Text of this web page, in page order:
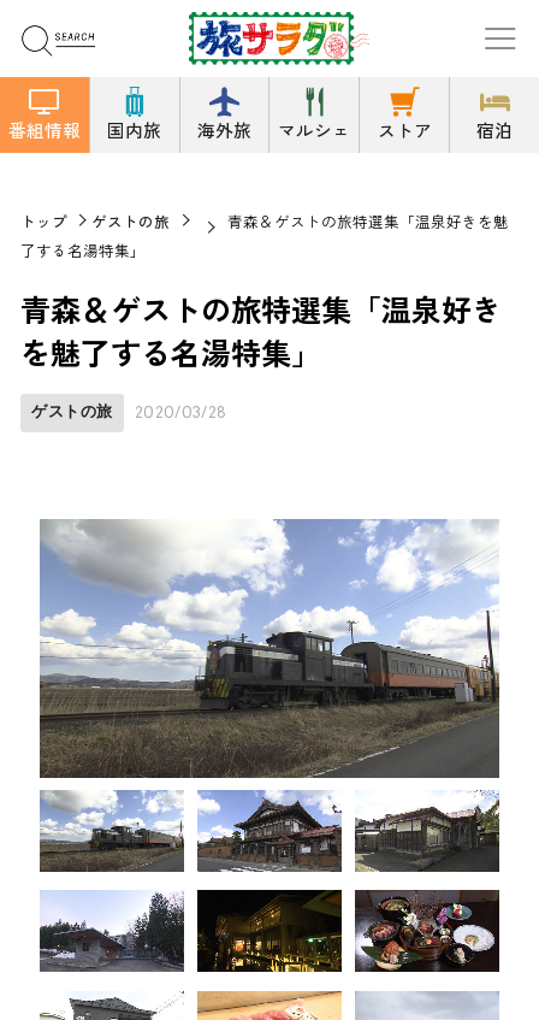
番組情報 国内旅 海外旅 マルシェ ストア 宿泊
トップ ゲストの旅
青森＆ゲストの旅特選集「温泉好きを魅
了する名湯特集」
青森＆ゲストの旅特選集「温泉好き
を魅了する名湯特集」
ゲストの旅 2020/03/28